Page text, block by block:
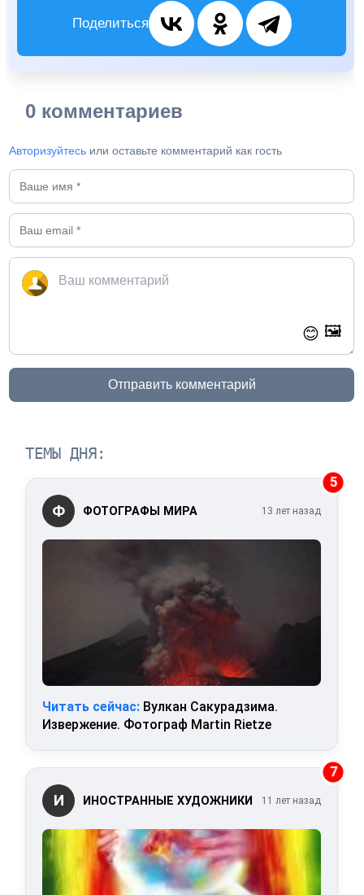
Поделиться
0 комментариев
Авторизуйтесь или оставьте комментарий как гость
😊 🖼️
Отправить комментарий
ТЕМЫ ДНЯ:
5
Ф ФОТОГРАФЫ МИРА 13 лет назад
Читать сейчас: Вулкан Сакурадзима.
Извержение. Фотограф Martin Rietze
7
И ИНОСТРАННЫЕ ХУДОЖНИКИ 11 лет назад